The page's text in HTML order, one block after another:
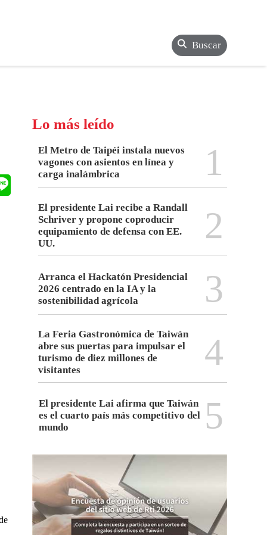
Buscar
Lo más leído
El Metro de Taipéi instala nuevos
vagones con asientos en línea y
carga inalámbrica
1
El presidente Lai recibe a Randall
Schriver y propone coproducir
equipamiento de defensa con EE.
UU.
2
Arranca el Hackatón Presidencial
2026 centrado en la IA y la
sostenibilidad agrícola
3
La Feria Gastronómica de Taiwán
abre sus puertas para impulsar el
turismo de diez millones de
visitantes
4
El presidente Lai afirma que Taiwán
es el cuarto país más competitivo del
mundo
5